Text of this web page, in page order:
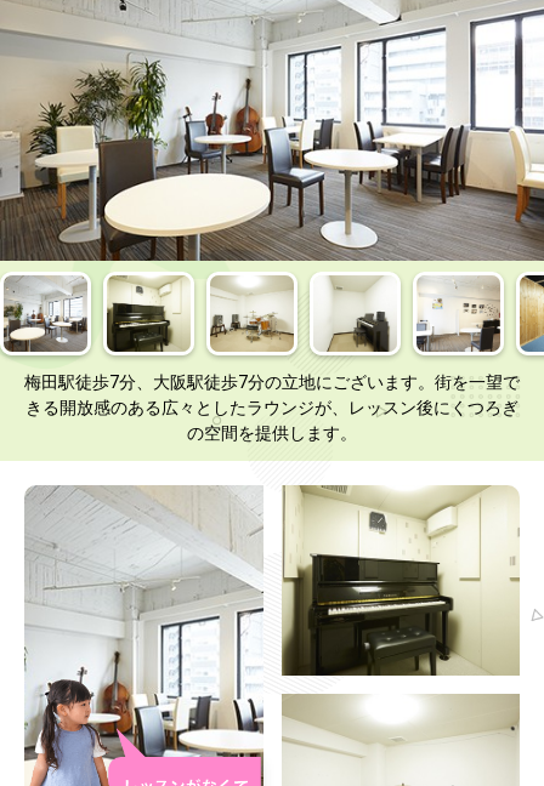
梅田駅徒歩7分、大阪駅徒歩7分の立地にございます。街を一望で
きる開放感のある広々としたラウンジが、レッスン後にくつろぎ
の空間を提供します。